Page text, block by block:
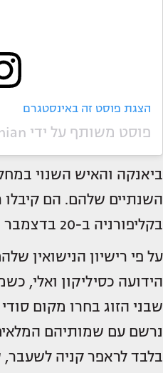
הצגת פוסט זה באינסטגרם
פוסט משותף על ידי ‏‎Kim Kardashian‎‏ (@‏‎kimkardashian‎‏)
ביאנקה והאיש השנוי
השנתיים שלהם. הם קיבלו
בקליפורניה ב-20 בדצמבר 2022.
על פי רישיון הנישואין
הידועה כסיליקון ואלי,
שבני הזוג בחרו מקום
נרשם עם שמותיהם
בלבד לראפר קניה